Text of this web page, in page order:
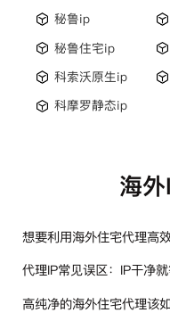
秘鲁ip
秘鲁住宅ip
科索沃原生ip
科摩罗静态ip
海
代理IP常见误区：IP干净就
高纯净的海外住宅代理该